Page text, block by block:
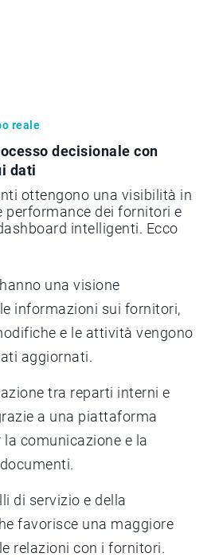
reale
decisionale con
dati
ottengono una visibilità in
performance dei fornitori e
intelligenti. Ecco
una visione
informazioni sui fornitori,
e le attività vengono
aggiornati.
tra reparti interni e
a una piattaforma
comunicazione e la
di servizio e della
favorisce una maggiore
relazioni con i fornitori.